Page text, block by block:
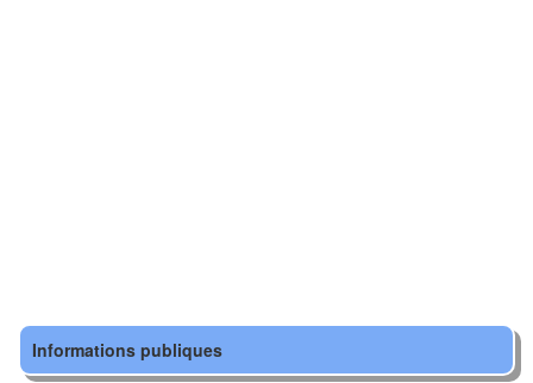
Informations publiques